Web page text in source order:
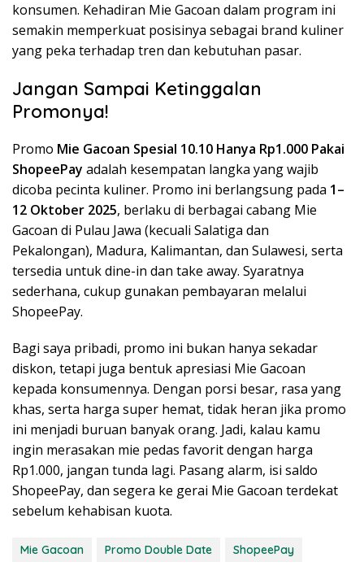
konsumen. Kehadiran Mie Gacoan dalam program ini
semakin memperkuat posisinya sebagai brand kuliner
yang peka terhadap tren dan kebutuhan pasar.
Jangan Sampai Ketinggalan
Promonya!
Promo Mie Gacoan Spesial 10.10 Hanya Rp1.000 Pakai
ShopeePay adalah kesempatan langka yang wajib
dicoba pecinta kuliner. Promo ini berlangsung pada 1–
12 Oktober 2025, berlaku di berbagai cabang Mie
Gacoan di Pulau Jawa (kecuali Salatiga dan
Pekalongan), Madura, Kalimantan, dan Sulawesi, serta
tersedia untuk dine-in dan take away. Syaratnya
sederhana, cukup gunakan pembayaran melalui
ShopeePay.
Bagi saya pribadi, promo ini bukan hanya sekadar
diskon, tetapi juga bentuk apresiasi Mie Gacoan
kepada konsumennya. Dengan porsi besar, rasa yang
khas, serta harga super hemat, tidak heran jika promo
ini menjadi buruan banyak orang. Jadi, kalau kamu
ingin merasakan mie pedas favorit dengan harga
Rp1.000, jangan tunda lagi. Pasang alarm, isi saldo
ShopeePay, dan segera ke gerai Mie Gacoan terdekat
sebelum kehabisan kuota.
Mie Gacoan Promo Double Date ShopeePay